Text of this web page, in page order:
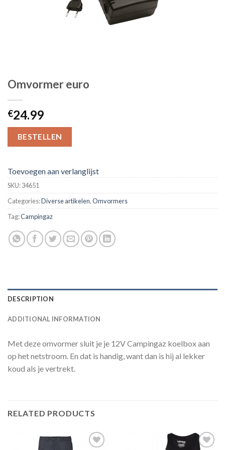
Omvormer euro
€24.99
BESTELLEN
Toevoegen aan verlanglijst
SKU:34651
Categories:Diverse artikelen,Omvormers
Tag:Campingaz
DESCRIPTION
ADDITIONAL INFORMATION
Met deze omvormer sluit je je 12V Campingaz koelbox aan
op het netstroom. En dat is handig, want dan is hij al lekker
koud als je vertrekt.
RELATED PRODUCTS